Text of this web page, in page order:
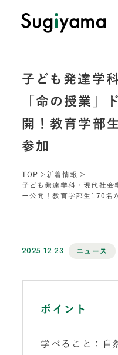
子ども発達学
「命の授業」
開！教育学部
参加
TOP
新着情報
子ども発達学科・現代社会
ー公開！教育学部生170名
2025.12.23 ニュース
ポイント
学べること：自